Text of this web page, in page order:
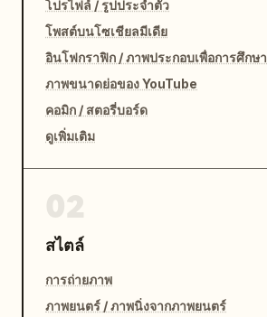
โปรไฟล์ / รูปประจำตัว
โพสต์บนโซเชียลมีเดีย
อินโฟกราฟิก / ภาพประกอบเพื่อการศึกษา
ภาพขนาดย่อของ YouTube
คอมิก / สตอรี่บอร์ด
ดูเพิ่มเติม
สไตล์
การถ่ายภาพ
ภาพยนตร์ / ภาพนิ่งจากภาพยนตร์